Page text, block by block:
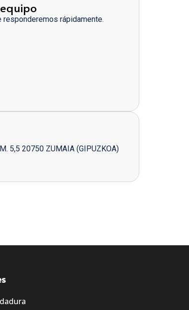
rápidamente.
5,5 20750 ZUMAIA (GIPUZKOA)